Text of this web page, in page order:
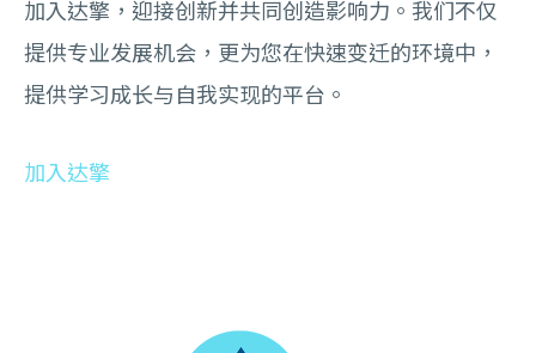
加入达擎，迎接创新并共同创造影响力。我们不仅
提供专业发展机会，更为您在快速变迁的环境中，
提供学习成长与自我实现的平台。
加入达擎